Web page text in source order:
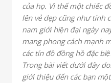
của họ. Vì thế một chiếc
lên vẻ đẹp cũng như tính
nam giới hiện đại ngày
mang phong cách mạnh
các tín đồ đồng hồ đặc
Trong bài viết dưới đây
giới thiệu đến các bạn